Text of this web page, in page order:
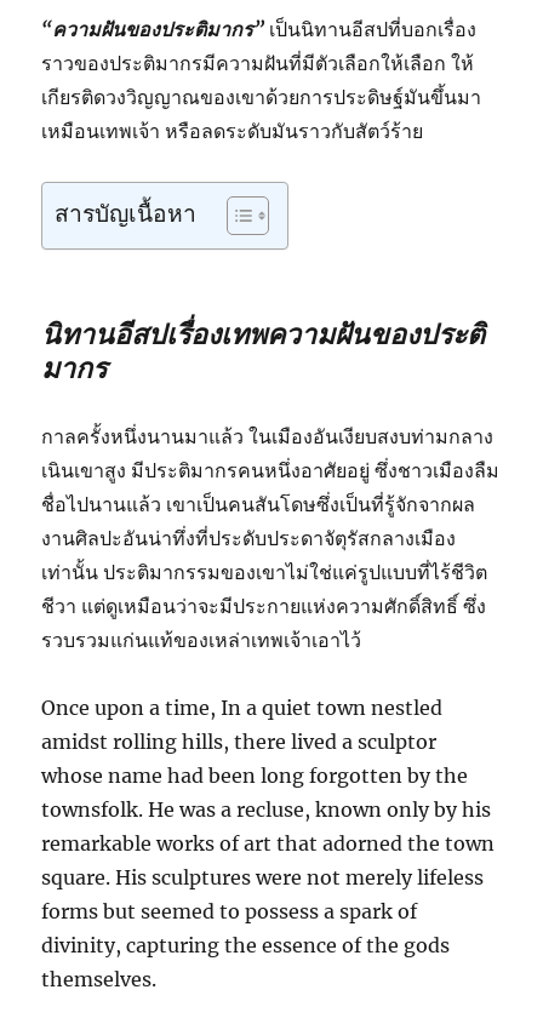
“ความฝันของประติมากร” เป็นนิทานอีสปที่บอกเรื่อง
ราวของประติมากรมีความฝันที่มีตัวเลือกให้เลือก ให้
เกียรติดวงวิญญาณของเขาด้วยการประดิษฐ์มันขึ้นมา
เหมือนเทพเจ้า หรือลดระดับมันราวกับสัตว์ร้าย
สารบัญเนื้อหา
นิทานอีสปเรื่องเทพความฝันของประติ
มากร
กาลครั้งหนึ่งนานมาแล้ว ในเมืองอันเงียบสงบท่ามกลาง
เนินเขาสูง มีประติมากรคนหนึ่งอาศัยอยู่ ซึ่งชาวเมืองลืม
ชื่อไปนานแล้ว เขาเป็นคนสันโดษซึ่งเป็นที่รู้จักจากผล
งานศิลปะอันน่าทึ่งที่ประดับประดาจัตุรัสกลางเมือง
เท่านั้น ประติมากรรมของเขาไม่ใช่แค่รูปแบบที่ไร้ชีวิต
ชีวา แต่ดูเหมือนว่าจะมีประกายแห่งความศักดิ์สิทธิ์ ซึ่ง
รวบรวมแก่นแท้ของเหล่าเทพเจ้าเอาไว้
Once upon a time, In a quiet town nestled
amidst rolling hills, there lived a sculptor
whose name had been long forgotten by the
townsfolk. He was a recluse, known only by his
remarkable works of art that adorned the town
square. His sculptures were not merely lifeless
forms but seemed to possess a spark of
divinity, capturing the essence of the gods
themselves.